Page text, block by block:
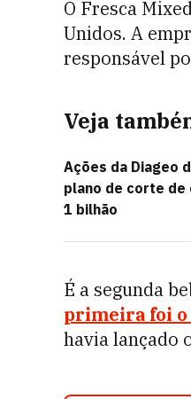
O Fresca
Unidos. A
responsável
Veja
Ações da Diageo
plano de corte de
1 bilhão
É a segunda
primeira foi o
havia lançado